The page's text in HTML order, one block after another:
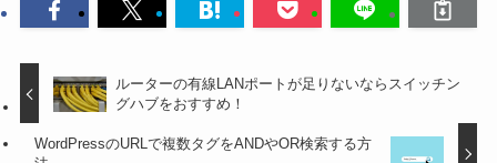
ルーターの有線LANポートが足りないならスイッチン
グハブをおすすめ！
WordPressのURLで複数タグをANDやOR検索する方